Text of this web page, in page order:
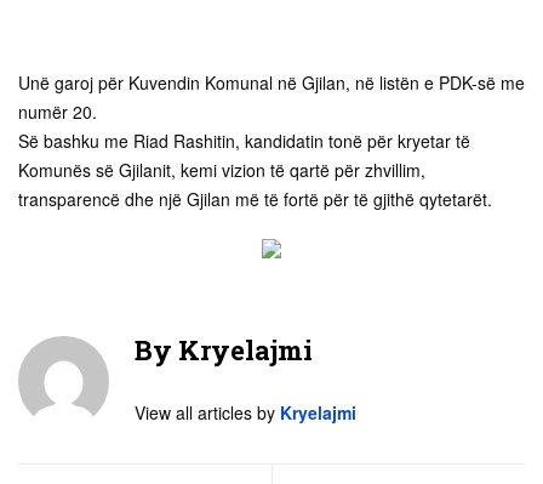
Unë garoj për Kuvendin Komunal në Gjilan, në listën e PDK-së me
numër 20.
Së bashku me Riad Rashitin, kandidatin tonë për kryetar të
Komunës së Gjilanit, kemi vizion të qartë për zhvillim,
transparencë dhe një Gjilan më të fortë për të gjithë qytetarët.
By Kryelajmi
View all articles by Kryelajmi